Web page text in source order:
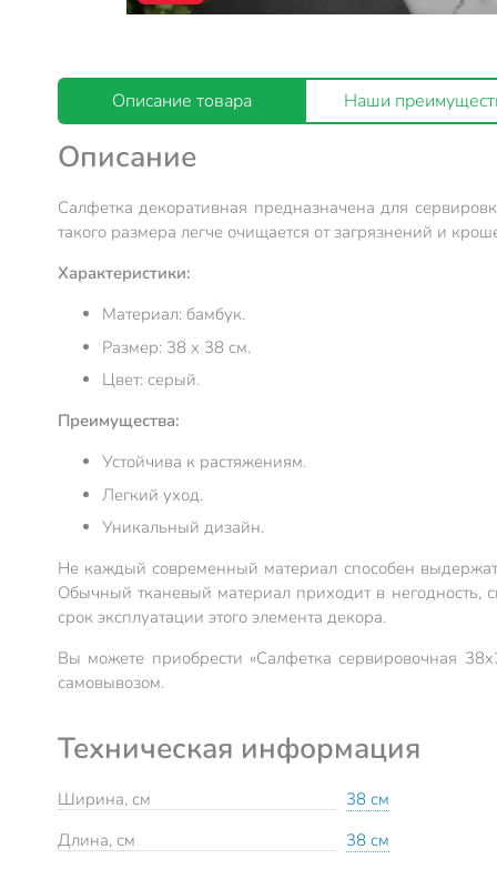
Описание товара Наши
Описание
Салфетка декоративная предназначена для
такого размера легче очищается от загрязнений и
Характеристики:
Материал: бамбук.
Размер: 38 х 38 см.
Цвет: серый.
Преимущества:
Устойчива к растяжениям.
Легкий уход.
Уникальный дизайн.
Не каждый современный материал способен
Обычный тканевый материал приходит в негодность,
срок эксплуатации этого элемента декора.
Вы можете приобрести «Салфетка сервировочная
самовывозом.
Техническая информация
Ширина, см
38 см
Длина, см
38 см